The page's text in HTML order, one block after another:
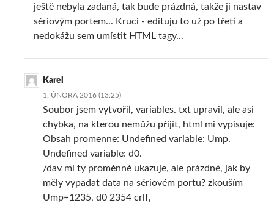
ještě nebyla zadaná, tak bude prázdná, takže ji nastav
sériovým portem... Kruci - edituju to už po třetí a
nedokážu sem umístit HTML tagy...
Karel
1. ÚNORA 2016 (13:25)
Soubor jsem vytvořil, variables. txt upravil, ale asi
chybka, na kterou nemůžu přijít, html mi vypisuje:
Obsah promenne: Undefined variable: Ump.
Undefined variable: d0.
/dav mi ty proměnné ukazuje, ale prázdné, jak by
měly vypadat data na sériovém portu? zkouším
Ump=1235, d0 2354 crlf,